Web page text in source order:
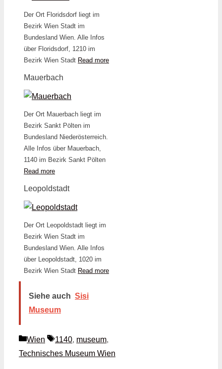
Der Ort Floridsdorf liegt im
Bezirk Wien Stadt im
Bundesland Wien. Alle Infos
über Floridsdorf, 1210 im
Bezirk Wien Stadt Read more
Mauerbach
Der Ort Mauerbach liegt im
Bezirk Sankt Pölten im
Bundesland Niederösterreich.
Alle Infos über Mauerbach,
1140 im Bezirk Sankt Pölten
Read more
Leopoldstadt
Der Ort Leopoldstadt liegt im
Bezirk Wien Stadt im
Bundesland Wien. Alle Infos
über Leopoldstadt, 1020 im
Bezirk Wien Stadt Read more
Siehe auch Sisi
Museum
Kategorien
Wien Schlagwörter
1140, museum,
Technisches Museum Wien